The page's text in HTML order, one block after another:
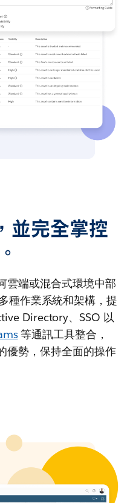
並完全掌控
雲端或混合式環境中部
種作業系統和架構，提
Directory、SSO 以
等通訊工具整合，
優勢，保持全面的操作